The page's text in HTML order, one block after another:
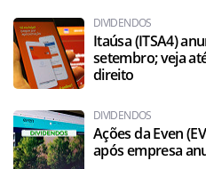
DIVIDENDOS
Itaúsa (ITSA4)
setembro; veja
direito
DIVIDENDOS
Ações da Even
após empresa